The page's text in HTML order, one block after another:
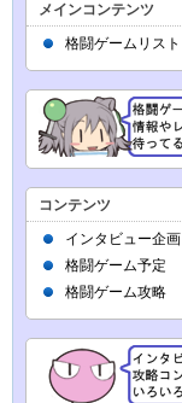
メインコンテンツ
格闘ゲームリスト
コンテンツ
インタビュー企画
格闘ゲーム予定
格闘ゲーム攻略